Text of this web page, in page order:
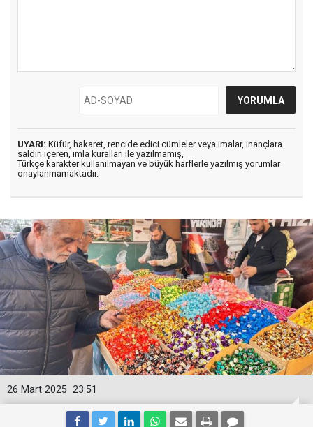
UYARI: Küfür, hakaret, rencide edici cümleler veya imalar, inançlara
saldırı içeren, imla kuralları ile yazılmamış,
Türkçe karakter kullanılmayan ve büyük harflerle yazılmış yorumlar
onaylanmamaktadır.
23:51
26 Mart 2025